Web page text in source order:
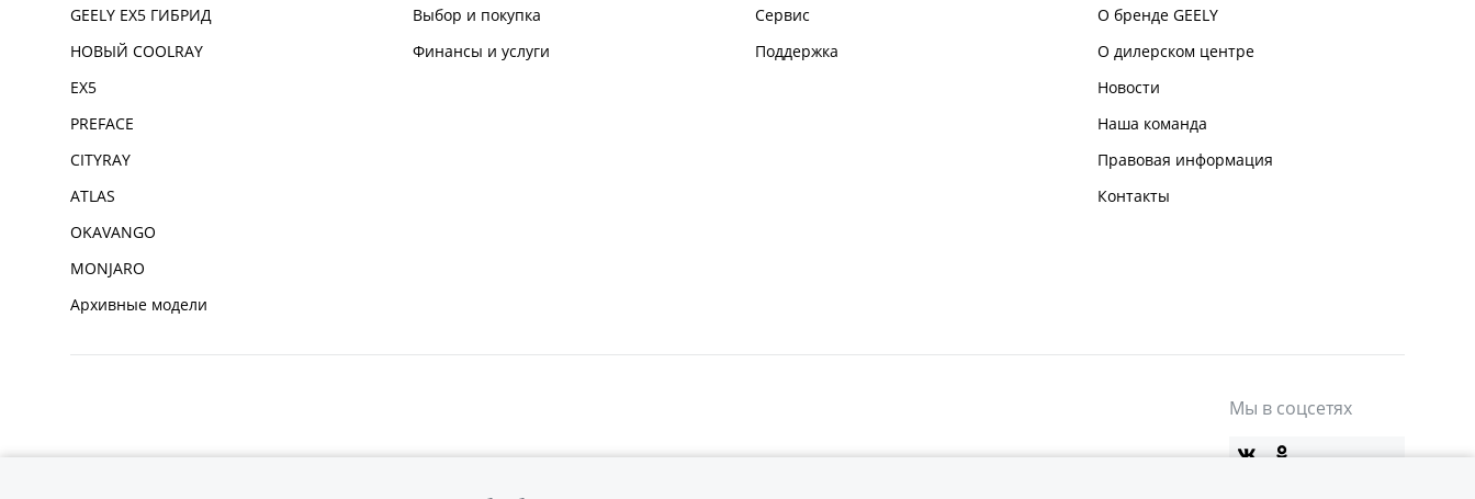
GEELY EX5 ГИБРИД
НОВЫЙ COOLRAY
EX5
PREFACE
CITYRAY
ATLAS
OKAVANGO
MONJARO
Архивные модели
Выбор и покупка
Финансы и услуги
Сервис
Поддержка
О бренде GEELY
О дилерском центре
Новости
Наша команда
Правовая информация
Контакты
Мы в соцсетях